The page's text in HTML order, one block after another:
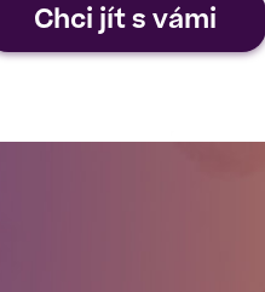
Chci jít s vámi